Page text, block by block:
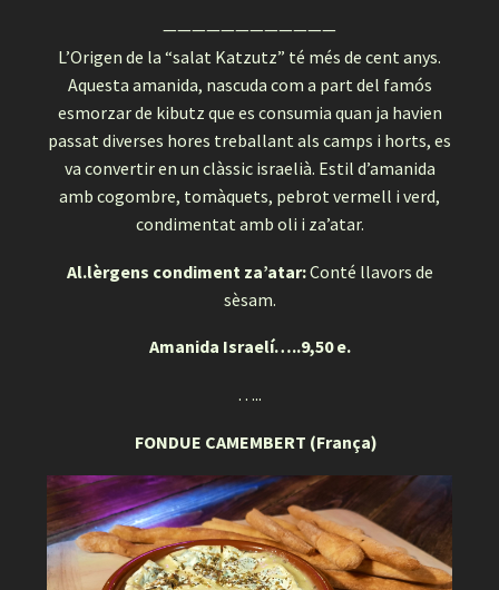
————————————
L’Origen de la “salat Katzutz” té més de cent anys.
Aquesta amanida, nascuda com a part del famós
esmorzar de kibutz que es consumia quan ja havien
passat diverses hores treballant als camps i horts, es
va convertir en un clàssic israelià. Estil d’amanida
amb cogombre, tomàquets, pebrot vermell i verd,
condimentat amb oli i za’atar.
Al.lèrgens condiment za’atar:Conté llavors de
sèsam.
Amanida Israelí…..9,50 e.
…..
FONDUE CAMEMBERT (França)